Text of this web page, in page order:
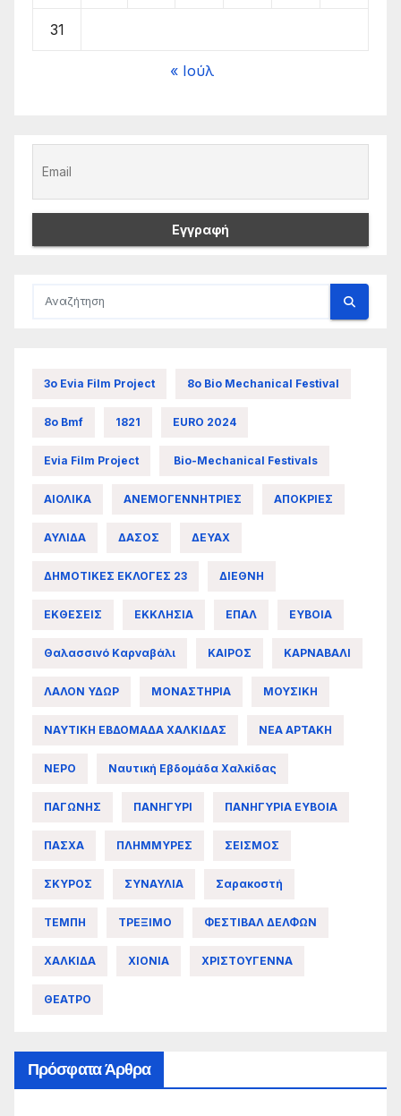
31
« Ιούλ
3ο Evia Film Project 8ο Bio Mechanical Festival
8ο Bmf 1821 EURO 2024
Evia Film Project Bio-Mechanical Festivals
ΑΙΟΛΙΚΑ ΑΝΕΜΟΓΕΝΝΗΤΡΙΕΣ ΑΠΟΚΡΙΕΣ
ΑΥΛΙΔΑ ΔΑΣΟΣ ΔΕΥΑΧ
ΔΗΜΟΤΙΚΕΣ ΕΚΛΟΓΕΣ 23 ΔΙΕΘΝΗ
ΕΚΘΕΣΕΙΣ ΕΚΚΛΗΣΙΑ ΕΠΑΛ ΕΥΒΟΙΑ
Θαλασσινό Καρναβάλι ΚΑΙΡΟΣ ΚΑΡΝΑΒΑΛΙ
ΛΑΛΟΝ ΥΔΩΡ ΜΟΝΑΣΤΗΡΙΑ ΜΟΥΣΙΚΗ
ΝΑΥΤΙΚΗ ΕΒΔΟΜΑΔΑ ΧΑΛΚΙΔΑΣ ΝΕΑ ΑΡΤΑΚΗ
ΝΕΡΟ Ναυτική Εβδομάδα Χαλκίδας
ΠΑΓΩΝΗΣ ΠΑΝΗΓΥΡΙ ΠΑΝΗΓΥΡΙΑ ΕΥΒΟΙΑ
ΠΑΣΧΑ ΠΛΗΜΜΥΡΕΣ ΣΕΙΣΜΟΣ
ΣΚΥΡΟΣ ΣΥΝΑΥΛΙΑ Σαρακοστή
ΤΕΜΠΗ ΤΡΕΞΙΜΟ ΦΕΣΤΙΒΑΛ ΔΕΛΦΩΝ
ΧΑΛΚΙΔΑ ΧΙΟΝΙΑ ΧΡΙΣΤΟΥΓΕΝΝΑ
ΘΕΑΤΡΟ
Πρόσφατα Άρθρα